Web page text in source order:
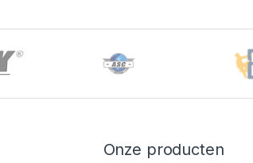
Onze producten